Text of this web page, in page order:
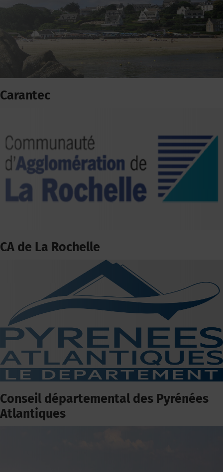
Carantec
CA de La Rochelle
Conseil départemental des Pyrénées
Atlantiques